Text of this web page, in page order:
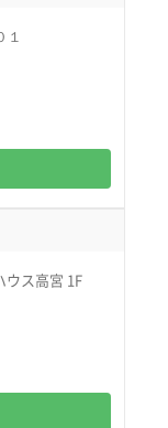
ウス高宮 1F